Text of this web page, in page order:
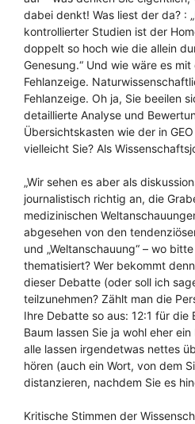
dabei denkt! Was liest der da? :
kontrollierter Studien ist der
doppelt so hoch wie die allein
Genesung.“ Und wie wäre es mit
Fehlanzeige.
Fehlanzeige. Oh ja, Sie beeilen
detaillierte Analyse und
Übersichtskasten wie der in
vielleicht Sie? Als
„Wir sehen es aber als
journalistisch richtig an, die
medizinischen
abgesehen von den
und „Weltanschauung“ – wo
thematisiert? Wer bekommt
dieser Debatte (oder soll ich
teilzunehmen? Zählt man die
Ihre Debatte so aus: 12:1 für die
Baum lassen Sie ja wohl eher
alle lassen irgendetwas nettes
hören (auch ein Wort, von dem
distanzieren, nachdem Sie es
Kritische Stimmen der